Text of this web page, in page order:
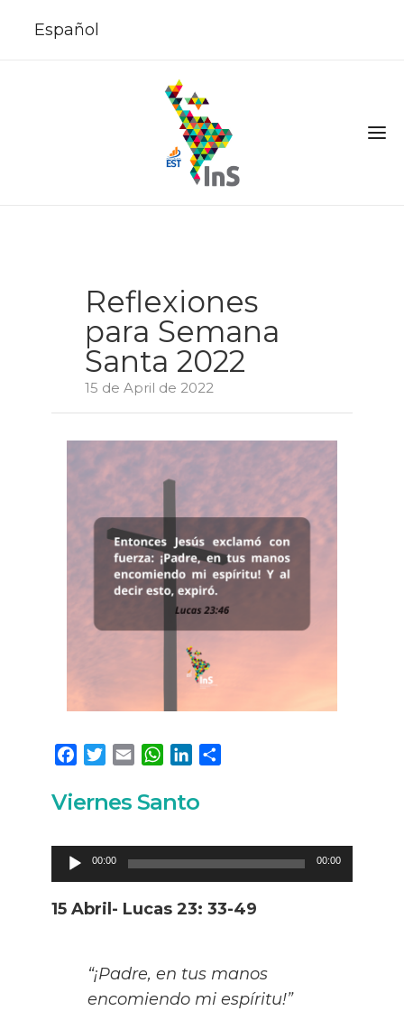
Español
Reflexiones
para Semana
Santa 2022
15 de April de 2022
Facebook
TwitterEmailWhatsApp
LinkedIn
Viernes Santo
Audio
Player
00:00 00:00
15 Abril- Lucas 23: 33-49
“¡Padre, en tus manos
encomiendo mi espíritu!”